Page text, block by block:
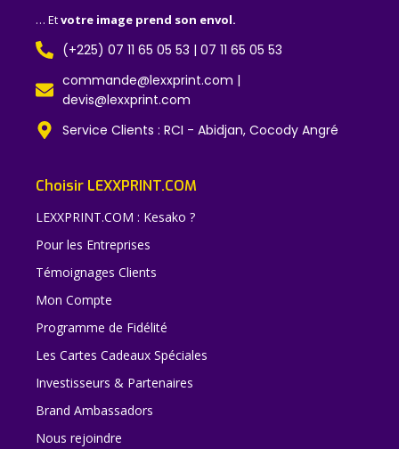
… Etvotre image prend son envol.
(+225) 07 11 65 05 53 | 07 11 65 05 53
commande@lexxprint.com |
devis@lexxprint.com
Service Clients : RCI - Abidjan, Cocody Angré
Choisir LEXXPRINT.COM
LEXXPRINT.COM : Kesako ?
Pour les Entreprises
Témoignages Clients
Mon Compte
Programme de Fidélité
Les Cartes Cadeaux Spéciales
Investisseurs & Partenaires
Brand Ambassadors
Nous rejoindre